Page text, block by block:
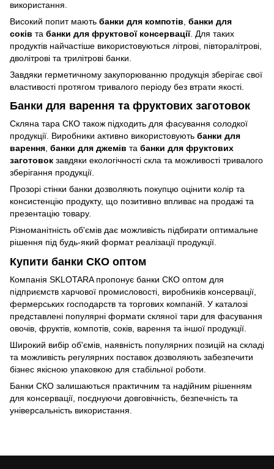
використання.
Високий попит мають банки для компотів банки для
соків та банки для фруктової консервації. Для таких
продуктів найчастіше використовуються літрові, півторалітрові,
дволітрові та трилітрові банки.
Завдяки герметичному закупорюванню продукція зберігає свої
властивості протягом тривалого періоду без втрати якості.
Банки для варення та фруктових заготовок
Скляна тара СКО також підходить для фасування солодкої
продукції. Виробники активно використовують банки для
варення, банки для джемів та банки для фруктових
заготовок завдяки екологічності скла та можливості тривалого
зберігання продукції.
Прозорі стінки банки дозволяють покупцю оцінити колір та
консистенцію продукту, що позитивно впливає на продажі та
презентацію товару.
Різноманітність об'ємів дає можливість підбирати оптимальне
рішення під будь-який формат реалізації продукції.
Купити банки СКО оптом
Компанія SKLOTARA пропонує банки СКО оптом для
підприємств харчової промисловості, виробників консервації,
фермерських господарств та торгових компаній. У каталозі
представлені популярні формати скляної тари для фасування
овочів, фруктів, компотів, соків, варення та іншої продукції.
Широкий вибір об'ємів, наявність популярних позицій на складі
та можливість регулярних поставок дозволяють забезпечити
бізнес якісною упаковкою для стабільної роботи.
Банки СКО залишаються практичним та надійним рішенням
для консервації, поєднуючи довговічність, безпечність та
універсальність використання.